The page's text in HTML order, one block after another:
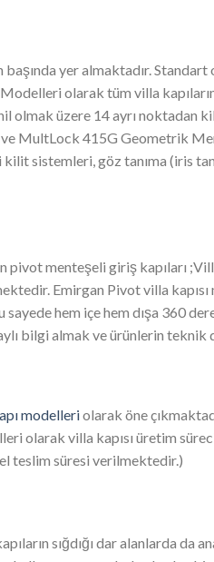
başında yer almaktadır.
olarak tüm villa
olmak üzere 14 ayrı
ve MultLock 415G Geometrik
sistemleri, göz tanıma (iris
pivot menteşeli giriş kapıları
Emirgan Pivot villa
sayede hem içe hem dışa 360
bilgi almak ve ürünlerin
modelleriolarak öne
olarak villa kapısı üretim
teslim süresi verilmektedir.)
sığdığı dar alanlarda da